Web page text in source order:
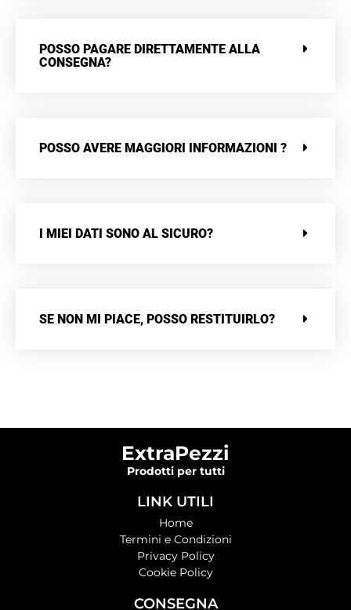
POSSO PAGARE DIRETTAMENTE ALLA
CONSEGNA?
POSSO AVERE MAGGIORI INFORMAZIONI ?
I MIEI DATI SONO AL SICURO?
SE NON MI PIACE, POSSO RESTITUIRLO?
ExtraPezzi
Prodotti per tutti
LINK UTILI
Home
Termini e Condizioni
Privacy Policy
Cookie Policy
CONSEGNA